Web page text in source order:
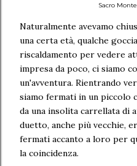
Sacro
Naturalmente avevamo
una certa età, qualche
riscaldamento per vedere
impresa da poco, ci siamo
un'avventura. Rientrando
siamo fermati in un
da una insolita carrellata di
duetto, anche più vecchie,
fermati accanto a loro per
la coincidenza.